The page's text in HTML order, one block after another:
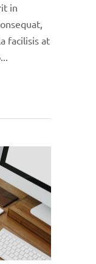
in
facilisis at